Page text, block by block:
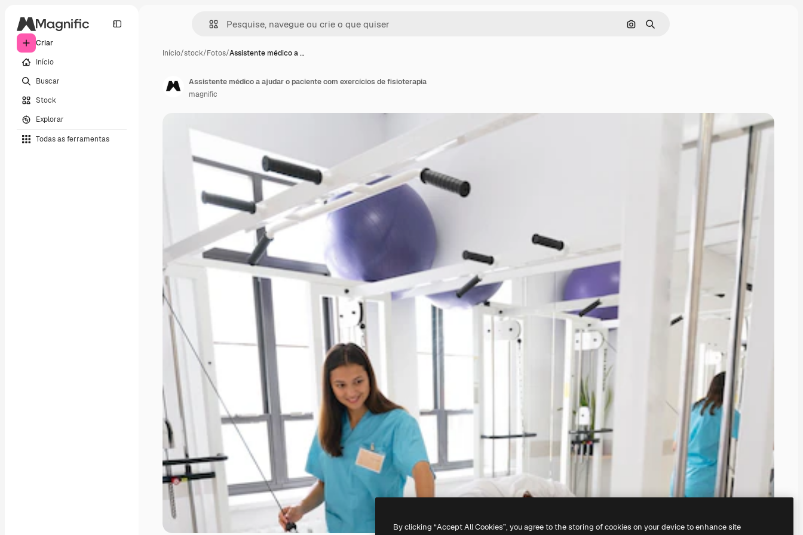
Criar
Início
Buscar
Stock
Explorar
Todas as ferramentas
Pesquisar por imagem
Buscar
Início/stock/Fotos/Assistente médico a …
Assistente médico a ajudar o paciente com exercícios de fisioterapia
magnific
By clicking “Accept All Cookies”, you agree to the storing of cookies on your device to enhance site